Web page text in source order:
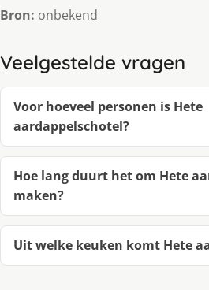
Bron: onbekend
Veelgestelde vragen
Voor hoeveel personen is Hete
aardappelschotel?
Hoe lang duurt het om Hete
maken?
Uit welke keuken komt Hete